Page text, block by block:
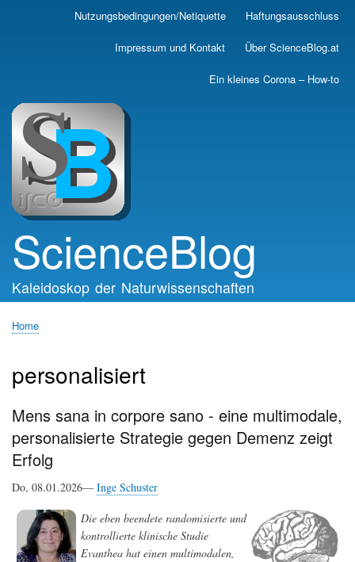
Skip
main
Nutzungsbedingungen/Netiquette Haftungsausschluss
Impressum und Kontakt Über ScienceBlog.at
Ein kleines Corona – How-to
ScienceBlog
Kaleidoskop der Naturwissenschaften
Home
personalisiert
Mens sana in corpore sano - eine multimodale,
personalisierte Strategie gegen Demenz zeigt
Erfolg
Do, 08.01.2026— Inge Schuster
Die eben beendete randomisierte und
kontrollierte klinische Studie
Evanthea hat einen multimodalen,